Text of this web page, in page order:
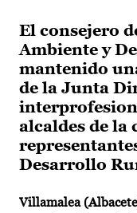
El consejero
Ambiente y
mantenido
de la Junta
alcaldes de la
Desarrollo
Villamalea